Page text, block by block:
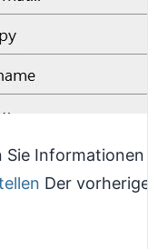
Sie
Der